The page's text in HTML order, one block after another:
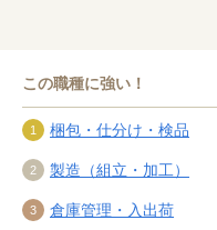
この職種に強い！
梱包・仕分け・検品
製造（組立・加工）
倉庫管理・入出荷